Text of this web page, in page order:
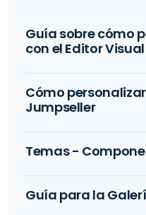
Guía sobre cómo
con el Editor
Cómo
Jumpseller
Temas -
Guía para la